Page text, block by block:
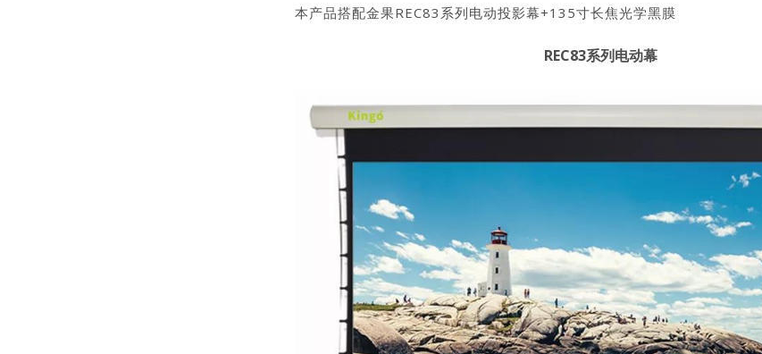
本产品搭配金果REC83系列电动投影幕+135寸长焦光学黑膜
REC83系列电动幕